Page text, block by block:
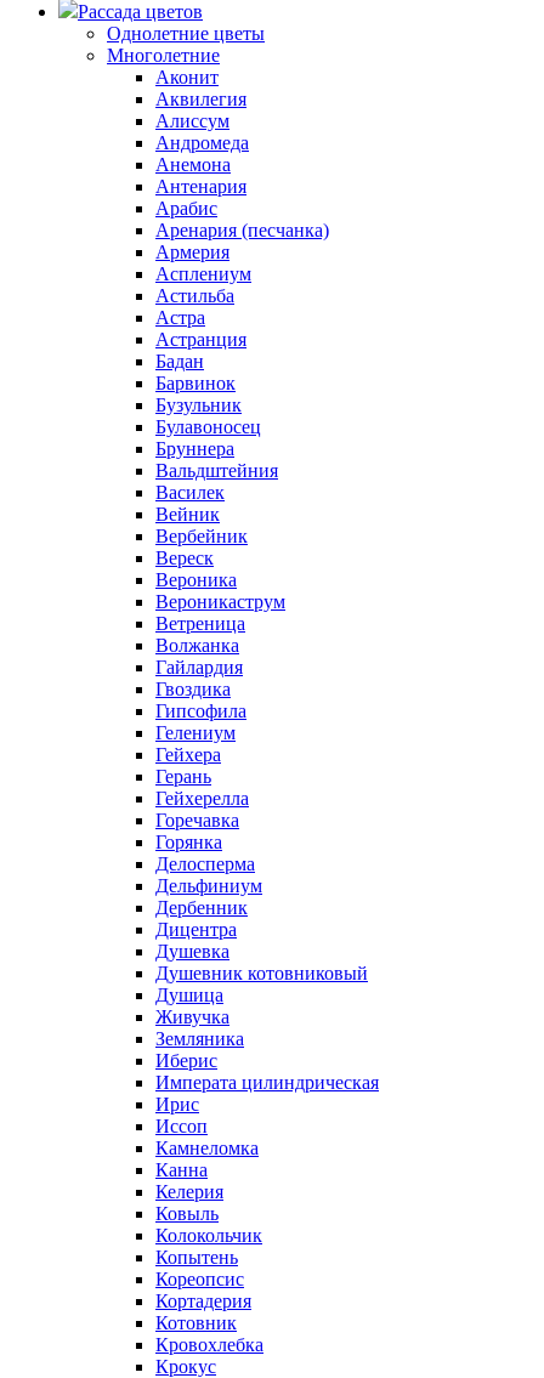
Рассада цветов
Однолетние цветы
Многолетние
Аконит
Аквилегия
Алиссум
Андромеда
Анемона
Антенария
Арабис
Аренария (песчанка)
Армерия
Асплениум
Астильба
Астра
Астранция
Бадан
Барвинок
Бузульник
Булавоносец
Бруннера
Вальдштейния
Василек
Вейник
Вербейник
Вереск
Вероника
Вероникаструм
Ветреница
Волжанка
Гайлардия
Гвоздика
Гипсофила
Гелениум
Гейхера
Герань
Гейхерелла
Горечавка
Горянка
Делосперма
Дельфиниум
Дербенник
Дицентра
Душевка
Душевник котовниковый
Душица
Живучка
Земляника
Иберис
Императа цилиндрическая
Ирис
Иссоп
Камнеломка
Канна
Келерия
Ковыль
Колокольчик
Копытень
Кореопсис
Кортадерия
Котовник
Кровохлебка
Крокус